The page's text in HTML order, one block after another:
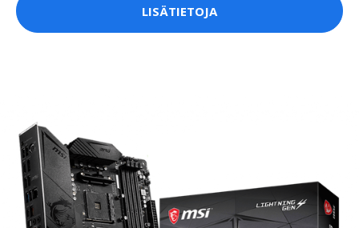
LISÄTIETOJA